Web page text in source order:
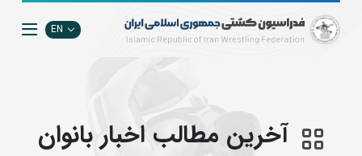
EN
آخرین مطالب اخبار بانوان